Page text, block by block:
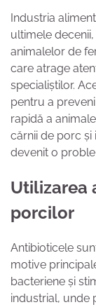
Industria
ultimele
animalelor de
care atrage
specialiștilor.
pentru a
rapidă a
cărnii de porc și
devenit o
Utilizarea
porcilor
Antibioticele
motive
bacteriene și
industrial, unde